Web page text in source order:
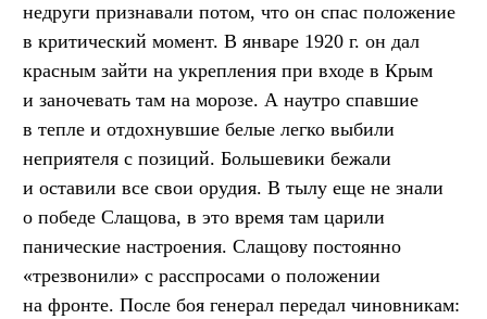
недруги признавали потом, что он спас положение
в критический момент. В январе 1920 г. он дал
красным зайти на укрепления при входе в Крым
и заночевать там на морозе. А наутро спавшие
в тепле и отдохнувшие белые легко выбили
неприятеля с позиций. Большевики бежали
и оставили все свои орудия. В тылу еще не знали
о победе Слащова, в это время там царили
панические настроения. Слащову постоянно
«трезвонили» с расспросами о положении
на фронте. После боя генерал передал чиновникам: